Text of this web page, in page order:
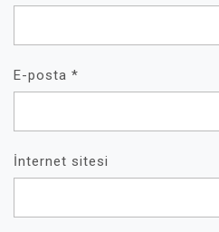
E-posta *
İnternet sitesi